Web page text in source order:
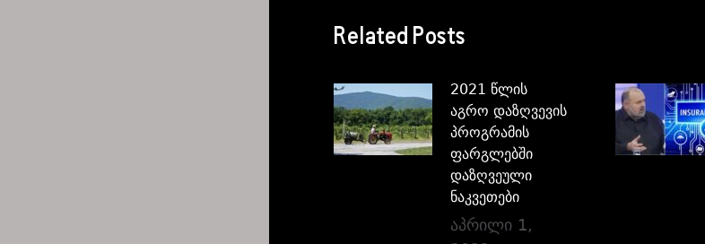
Related Posts
2021 წლის
აგრო დაზღვევის
პროგრამის
ფარგლებში
დაზღვეული
ნაკვეთები
აპრილი 1,